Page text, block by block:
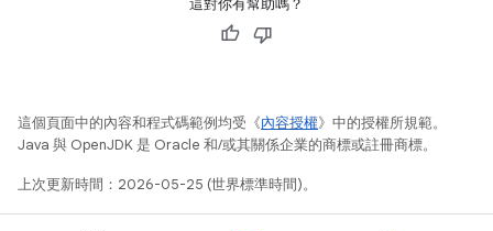
這個頁面中的內容和程式碼範例均受《內容授權》中的授權所規範。
Java 與 OpenJDK 是 Oracle 和/或其關係企業的商標或註冊商標。
上次更新時間：2026-05-25 (世界標準時間)。